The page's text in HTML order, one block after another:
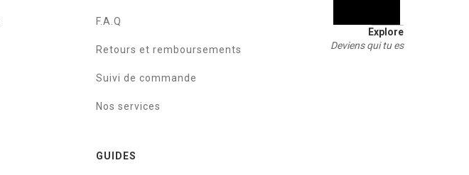
F.A.Q
Retours et remboursements
Suivi de commande
Nos services
GUIDES
Explore
Deviens qui tu es